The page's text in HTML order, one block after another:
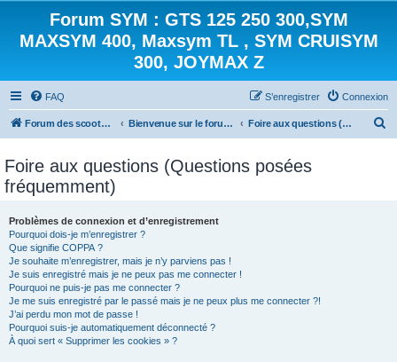
Forum SYM : GTS 125 250 300,SYM
MAXSYM 400, Maxsym TL , SYM CRUISYM
300, JOYMAX Z
FAQ Connexion
S’enregistrer
Forum des scooters SYM - GTS -MAXSYM - CRUISYM - JOYMAX - Maxsym TL Bienvenue sur le forum des scooters de la gamme SYM Foire aux questions (Questions posées fréquemment)
Foire aux questions (Questions posées
fréquemment)
Problèmes de connexion et d’enregistrement
Pourquoi dois-je m’enregistrer ?
Que signifie COPPA ?
Je souhaite m’enregistrer, mais je n’y parviens pas !
Je suis enregistré mais je ne peux pas me connecter !
Pourquoi ne puis-je pas me connecter ?
Je me suis enregistré par le passé mais je ne peux plus me connecter ?!
J’ai perdu mon mot de passe !
Pourquoi suis-je automatiquement déconnecté ?
À quoi sert « Supprimer les cookies » ?